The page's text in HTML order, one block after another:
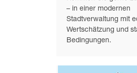
– in einer modernen
Stadtverwaltung mit
Wertschätzung und
Bedingungen.